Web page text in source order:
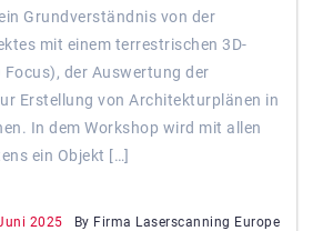
Grundverständnis von der
mit einem terrestrischen 3D-
Focus), der Auswertung der
Erstellung von Architekturplänen in
In dem Workshop wird mit allen
ein Objekt […]
2025 By Firma Laserscanning Europe